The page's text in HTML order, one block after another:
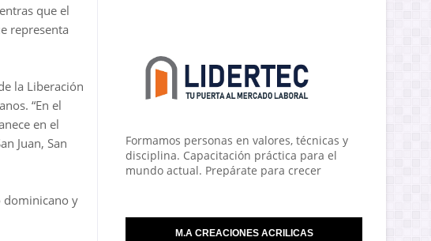
que el
representa
la Liberación
“En el
en el
Juan, San
dominicano y
Formamos personas en valores, técnicas y
disciplina. Capacitación práctica para el
mundo actual. Prepárate para crecer
M.A CREACIONES ACRILICAS